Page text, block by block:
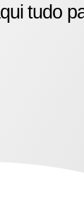
tudo